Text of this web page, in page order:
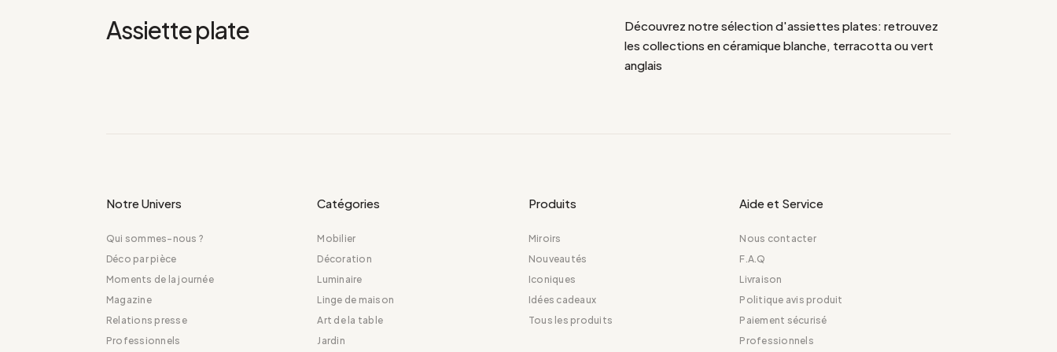
Assiette plate
Découvrez notre sélection d'assiettes plates: retrouvez
les collections en céramique blanche, terracotta ou vert
anglais
Notre Univers
Qui sommes-nous ?
Déco par pièce
Moments de la journée
Magazine
Relations presse
Professionnels
Catégories
Mobilier
Décoration
Luminaire
Linge de maison
Art de la table
Jardin
Produits
Miroirs
Nouveautés
Iconiques
Idées cadeaux
Tous les produits
Aide et Service
Nous contacter
F.A.Q
Livraison
Politique avis produit
Paiement sécurisé
Professionnels